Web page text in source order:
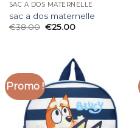
SAC A DOS MATERNELLE
sac a dos maternelle
€38.00 €25.00
Promo !